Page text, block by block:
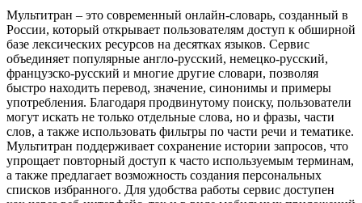
Мультитран – это современный онлайн‑словарь, созданный в
России, который открывает пользователям доступ к обширной
базе лексических ресурсов на десятках языков. Сервис
объединяет популярные англо‑русский, немецко‑русский,
французско‑русский и многие другие словари, позволяя
быстро находить перевод, значение, синонимы и примеры
употребления. Благодаря продвинутому поиску, пользователи
могут искать не только отдельные слова, но и фразы, части
слов, а также использовать фильтры по части речи и тематике.
Мультитран поддерживает сохранение истории запросов, что
упрощает повторный доступ к часто используемым терминам,
а также предлагает возможность создания персональных
списков избранного. Для удобства работы сервис доступен